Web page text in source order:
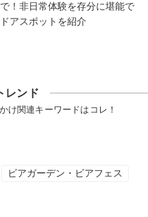
！非日常体験を存分に堪能で
アスポットを紹介
レンド
け関連キーワードはコレ！
ビアガーデン・ビアフェス